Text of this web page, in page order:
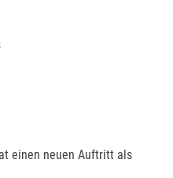
einen neuen Auftritt als